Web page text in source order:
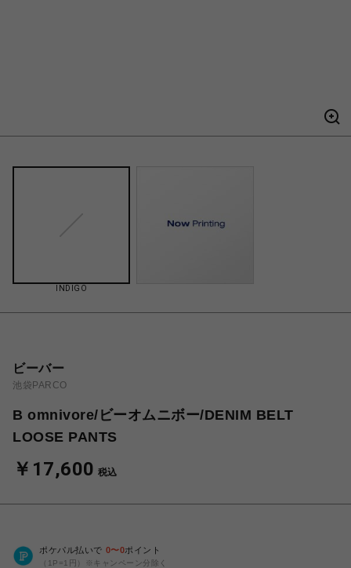
INDIGO
ビーバー
池袋PARCO
B omnivore/ビーオムニボー/DENIM BELT
LOOSE PANTS
￥17,600 税込
ポケパル払いで 0〜0ポイント
（1P=1円）※キャンペーン分除く